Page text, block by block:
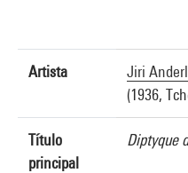
Artista
Jiri
(1936,
Título
principal
Diptyque